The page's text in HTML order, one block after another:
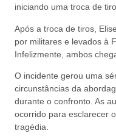
iniciando uma troca de
Após a troca de tiros,
por militares e levados à
Infelizmente, ambos
O incidente gerou uma
circunstâncias da
durante o confronto. As
ocorrido para esclarecer
tragédia.